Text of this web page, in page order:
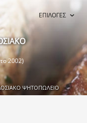
ΕΠΙΛΟΓΕΣ
2002)
ΨΗΤΟΠΩΛΕΙΟ